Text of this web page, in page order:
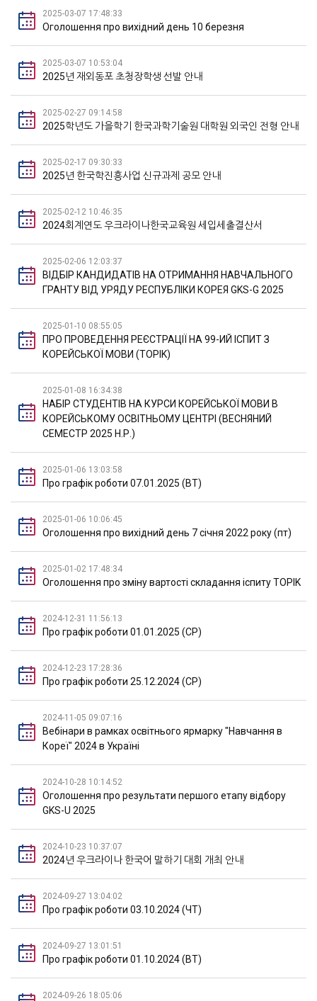
2025-03-07 17:48:33
Оголошення про вихідний день 10 березня
2025-03-07 10:53:04
2025년 재외동포 초청장학생 선발 안내
2025-02-27 09:14:58
2025학년도 가을학기 한국과학기술원 대학원 외국인 전형 안내
2025-02-17 09:30:33
2025년 한국학진흥사업 신규과제 공모 안내
2025-02-12 10:46:35
2024회계연도 우크라이나한국교육원 세입세출결산서
2025-02-06 12:03:37
ВІДБІР КАНДИДАТІВ НА ОТРИМАННЯ НАВЧАЛЬНОГО
ГРАНТУ ВІД УРЯДУ РЕСПУБЛІКИ КОРЕЯ GKS-G 2025
2025-01-10 08:55:05
ПРО ПРОВЕДЕННЯ РЕЄСТРАЦІЇ НА 99-ИЙ ІСПИТ З
КОРЕЙСЬКОЇ МОВИ (TOPIK)
2025-01-08 16:34:38
НАБІР СТУДЕНТІВ НА КУРСИ КОРЕЙСЬКОЇ МОВИ В
КОРЕЙСЬКОМУ ОСВІТНЬОМУ ЦЕНТРІ (ВЕСНЯНИЙ
СЕМЕСТР 2025 Н.Р.)
2025-01-06 13:03:58
Про графік роботи 07.01.2025 (ВТ)
2025-01-06 10:06:45
Оголошення про вихідний день 7 січня 2022 року (пт)
2025-01-02 17:48:34
Оголошення про зміну вартості складання іспиту TOPIK
2024-12-31 11:56:13
Про графік роботи 01.01.2025 (СР)
2024-12-23 17:28:36
Про графік роботи 25.12.2024 (СР)
2024-11-05 09:07:16
Вебінари в рамках освітнього ярмарку "Навчання в
Кореї" 2024 в Україні
2024-10-28 10:14:52
Оголошення про результати першого етапу відбору
GKS-U 2025
2024-10-23 10:37:07
2024년 우크라이나 한국어 말하기 대회 개최 안내
2024-09-27 13:04:02
Про графік роботи 03.10.2024 (ЧТ)
2024-09-27 13:01:51
Про графік роботи 01.10.2024 (ВТ)
2024-09-26 18:05:06